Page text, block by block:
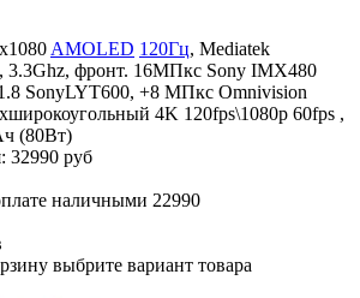
AMOLED 120Гц, Mediatek
3.3Ghz, фронт. 16МПкс Sony IMX480
SonyLYT600, +8 МПкс Omnivision
4K 120fps\1080p 60fps ,
(80Вт)
32990 руб
наличными 22990
выбрите вариант товара